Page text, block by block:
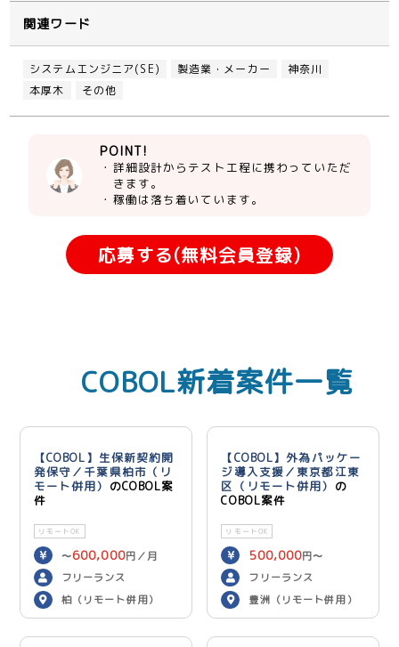
関連ワード
システムエンジニア(SE) 製造業・メーカー
神奈川
本厚木
その他
POINT!
・詳細設計からテスト工程に携わっていただ
きます。
・稼働は落ち着いています。
応募する(無料会員登録)
COBOL新着案件一覧
【COBOL】生保新契約開
発保守／千葉県柏市（リ
モート併用） のCOBOL案
件
リモートOK
〜600,000円／月
フリーランス
柏（リモート併用）
【COBOL】外為パッケー
ジ導入支援／東京都江東
区（リモート併用） の
COBOL案件
リモートOK
500,000円〜
600,000 円／月
フリーランス
豊洲（リモート併用）